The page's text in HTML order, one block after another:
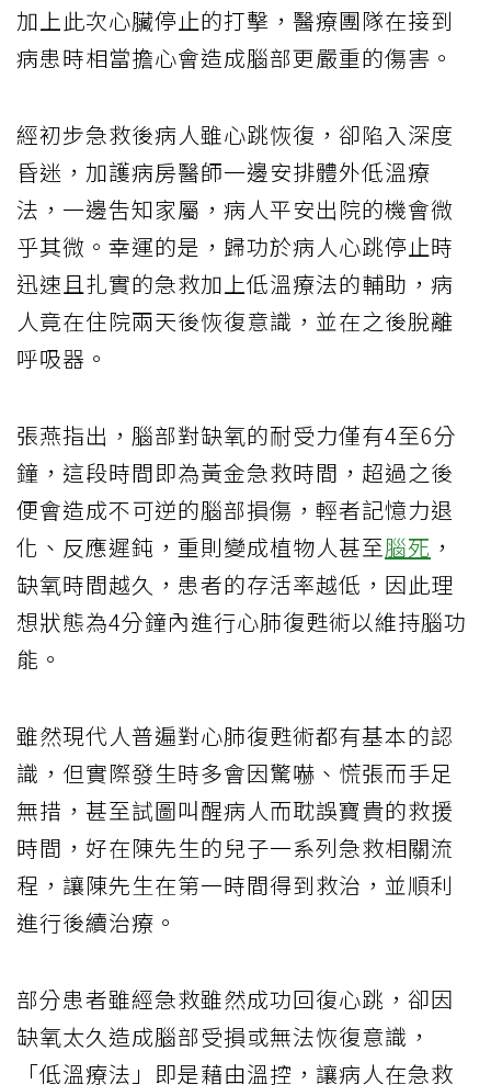
加上此次心臟停止的打擊，醫療團隊在接到
病患時相當擔心會造成腦部更嚴重的傷害。
經初步急救後病人雖心跳恢復，卻陷入深度
昏迷，加護病房醫師一邊安排體外低溫療
法，一邊吿知家屬，病人平安出院的機會微
乎其微。幸運的是，歸功於病人心跳停止時
迅速且扎實的急救加上低溫療法的輔助，病
人竟在住院兩天後恢復意識，並在之後脫離
呼吸器。
張燕指出，腦部對缺氧的耐受力僅有4至6分
鐘，這段時間即為黃金急救時間，超過之後
便會造成不可逆的腦部損傷，輕者記憶力退
化、反應遲鈍，重則變成植物人甚至腦死 ，
缺氧時間越久，患者的存活率越低，因此理
想狀態為4分鐘內進行心肺復甦術以維持腦功
能。
雖然現代人普遍對心肺復甦術都有基本的認
識，但實際發生時多會因驚嚇、慌張而手足
無措，甚至試圖叫醒病人而耽誤寶貴的救援
時間，好在陳先生的兒子一系列急救相關流
程，讓陳先生在第一時間得到救治，並順利
進行後續治療。
部分患者雖經急救雖然成功回復心跳，卻因
缺氧太久造成腦部受損或無法恢復意識，
「低溫療法」即是藉由溫控，讓病人在急救